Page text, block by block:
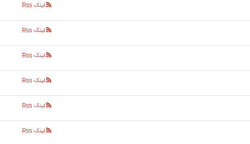
لینک Rss
لینک Rss
لینک Rss
لینک Rss
لینک Rss
لینک Rss